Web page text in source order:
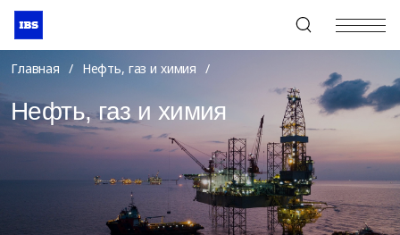
+7 (495) 967-80-80
Главная / Нефть, газ и химия /
Нефть, газ и химия